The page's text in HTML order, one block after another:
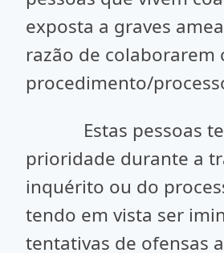
exposta a graves
razão de colaborarem
procedimento/
Estas pessoas
prioridade durante a
inquérito ou do
tendo em vista ser
tentativas de ofensas